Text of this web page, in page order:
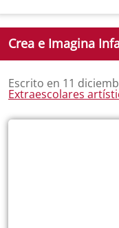
Crea e Imagina
Escrito en 11
Extraescolares